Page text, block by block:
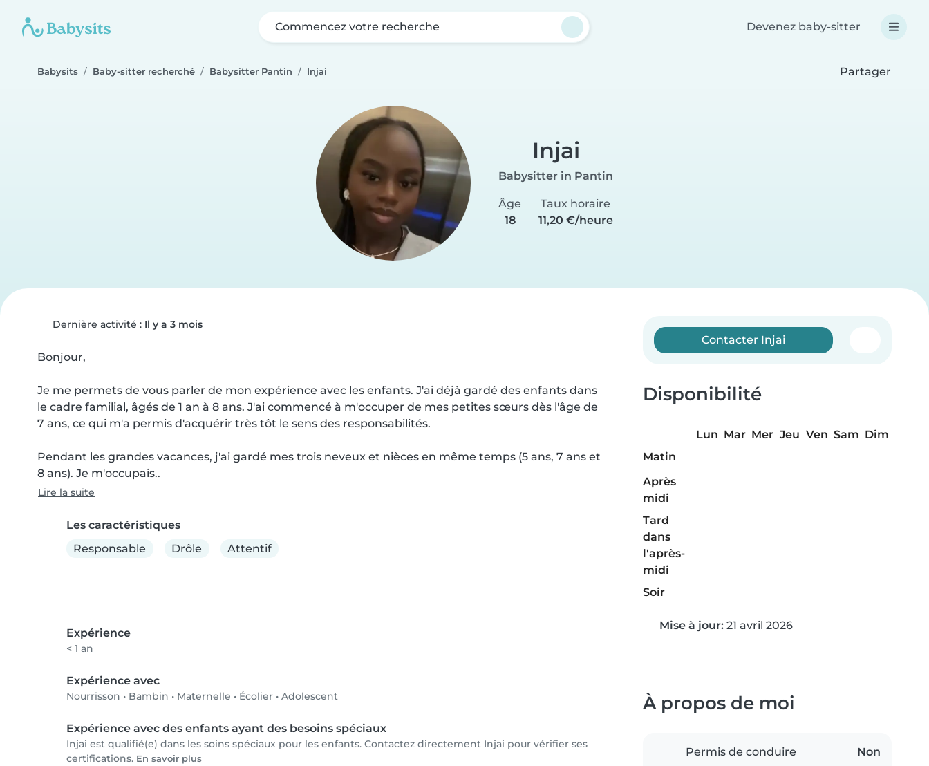
Commencez votre recherche Devenez baby-sitter
Babysits Baby-sitter recherché Babysitter Pantin Injai Partager
Injai
Babysitter in Pantin
Âge
18
Taux horaire
11,20 €/heure
Dernière activité : Il y a 3 mois
Bonjour,
Je me permets de vous parler de mon expérience avec les enfants. J'ai déjà gardé des enfants dans
le cadre familial, âgés de 1 an à 8 ans. J'ai commencé à m'occuper de mes petites sœurs dès l'âge de
7 ans, ce qui m'a permis d'acquérir très tôt le sens des responsabilités.
Pendant les grandes vacances, j'ai gardé mes trois neveux et nièces en même temps (5 ans, 7 ans et
8 ans). Je m'occupais..
Lire la suite
Les caractéristiques
Responsable
Drôle Attentif
Expérience
< 1 an
Expérience avec
Nourrisson • Bambin • Maternelle • Écolier • Adolescent
Expérience avec des enfants ayant des besoins spéciaux
Injai est qualifié(e) dans les soins spéciaux pour les enfants. Contactez directement Injai pour vérifier ses
certifications. En savoir plus
Contacter Injai
Disponibilité
Lun Mar Mer Jeu Ven Sam Dim
Matin
Après
midi
Tard
dans
l'après-
midi
Soir
Mise à jour: 21 avril 2026
À propos de moi
Permis de conduire Non